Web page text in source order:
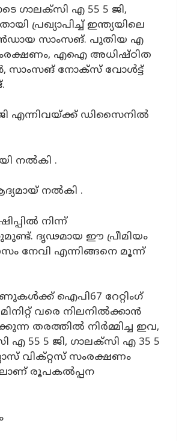
ഗാലക്‌സി എ 55 5 ജി,
പ്രഖ്യാപിച്ച് ഇന്ത്യയിലെ
സാംസങ്. പുതിയ എ
എഐ അധിഷ്ഠിത
സാംസങ് നോക്സ് വോൾട്ട്
എന്നിവയ്ക്ക് ഡിസൈനിൽ
നൽകി .
നൽകി .
നിന്ന്
ദൃഢമായ ഈ പ്രീമിയം
എന്നിങ്ങനെ മൂന്ന്
ഐപി67 റേറ്റിംഗ്
വരെ നിലനിൽക്കാൻ
തരത്തിൽ നിർമ്മിച്ച ഇവ,
55 5 ജി, ഗാലക്‌സി എ 35 5
വിക്‌റ്റസ് സംരക്ഷണം
രൂപകൽപ്പന